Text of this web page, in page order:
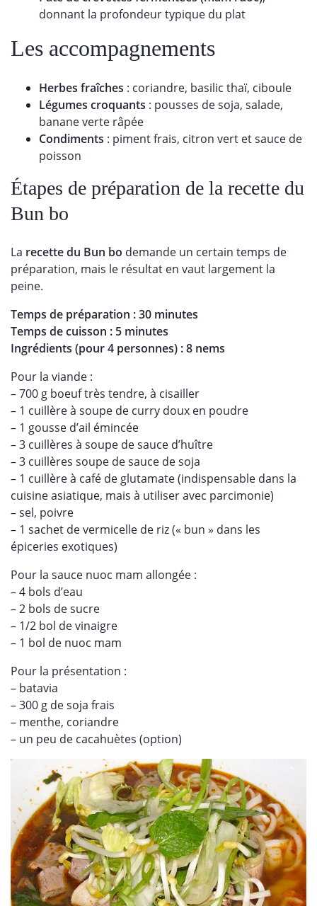
donnant la profondeur typique du plat
Les accompagnements
Herbes fraîches : coriandre, basilic thaï, ciboule
Légumes croquants : pousses de soja, salade,
banane verte râpée
Condiments : piment frais, citron vert et sauce de
poisson
Étapes de préparation de la recette du
Bun bo
La recette du Bun bo demande un certain temps de
préparation, mais le résultat en vaut largement la
peine.
Temps de préparation : 30 minutes
Temps de cuisson : 5 minutes
Ingrédients (pour 4 personnes) : 8 nems
Pour la viande :
– 700 g boeuf très tendre, à cisailler
– 1 cuillère à soupe de curry doux en poudre
– 1 gousse d’ail émincée
– 3 cuillères à soupe de sauce d’huître
– 3 cuillères soupe de sauce de soja
– 1 cuillère à café de glutamate (indispensable dans la
cuisine asiatique, mais à utiliser avec parcimonie)
– sel, poivre
– 1 sachet de vermicelle de riz (« bun » dans les
épiceries exotiques)
Pour la sauce nuoc mam allongée :
– 4 bols d’eau
– 2 bols de sucre
– 1/2 bol de vinaigre
– 1 bol de nuoc mam
Pour la présentation :
– batavia
– 300 g de soja frais
– menthe, coriandre
– un peu de cacahuètes (option)